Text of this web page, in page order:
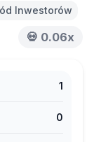
Inwestorów
💀 0.06x
1
0